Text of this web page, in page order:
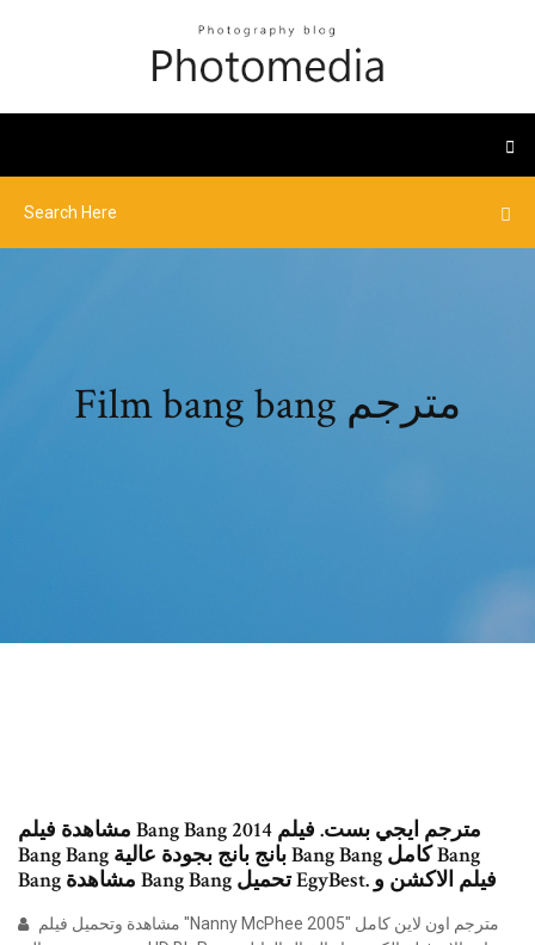
Film bang bang مترجم
مشاهدة فيلم Bang Bang 2014 مترجم ايجي بست. فيلم
Bang Bang بانج بانج بجودة عالية Bang Bang كامل Bang